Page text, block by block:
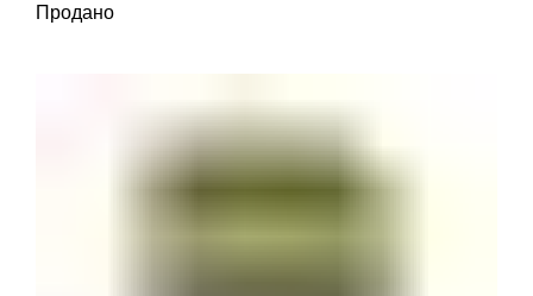
Продано